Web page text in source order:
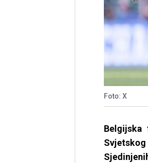
Foto: X
Belgijska